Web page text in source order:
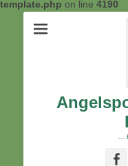
template.php on line 4190
...